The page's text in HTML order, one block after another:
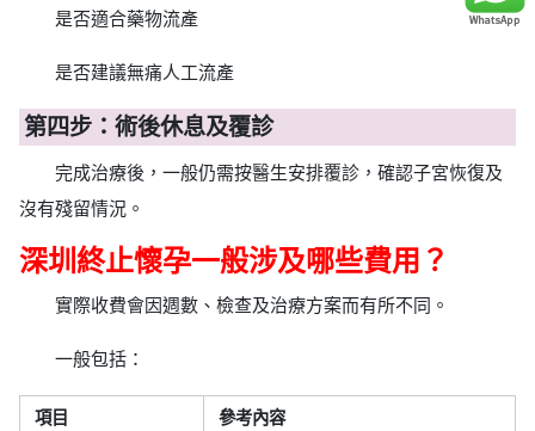
是否適合藥物流產
是否建議無痛人工流產
第四步：術後休息及覆診
完成治療後，一般仍需按醫生安排覆診，確認子宮恢復及
沒有殘留情況。
深圳終止懷孕一般涉及哪些費用？
實際收費會因週數、檢查及治療方案而有所不同。
一般包括：
項目 參考內容